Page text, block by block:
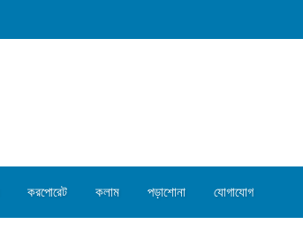
করপোরেট কলাম পড়াশোনা যোগাযোগ